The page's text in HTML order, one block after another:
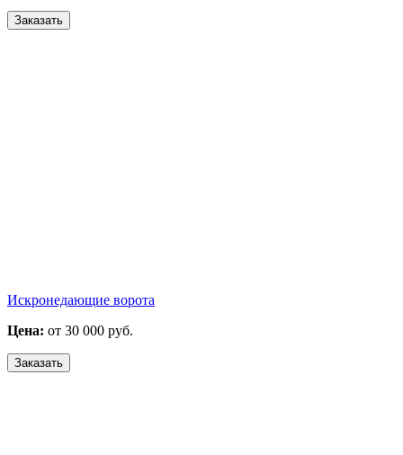
Заказать
Искронедающие ворота
Цена: от 30 000 руб.
Заказать